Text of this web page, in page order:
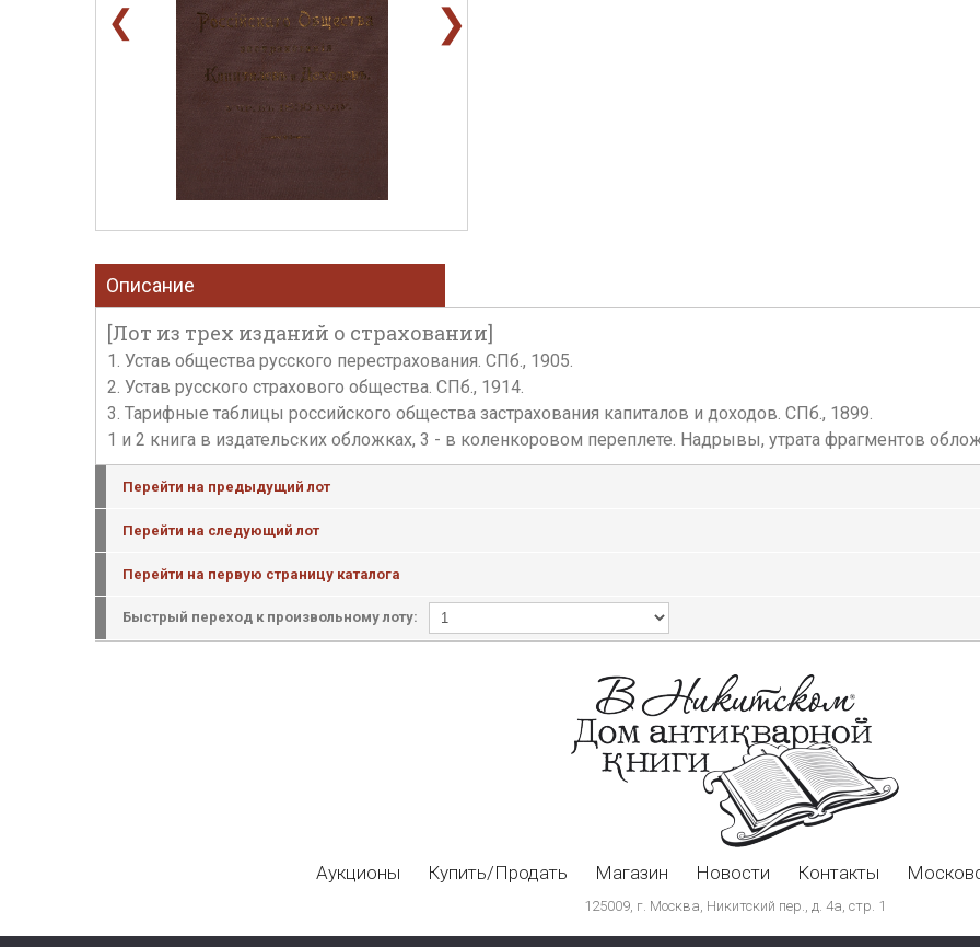
❮ ❯
Описание
[Лот из трех изданий о страховании]
1. Устав общества русского перестрахования. СПб., 1905.
2. Устав русского страхового общества. СПб., 1914.
3. Тарифные таблицы российского общества застрахования капиталов и доходов. СПб., 1899.
1 и 2 книга в издательских обложках, 3 - в коленкоровом переплете. Надрывы, утрата фрагментов
Перейти на предыдущий лот
Перейти на следующий лот
Перейти на первую страницу каталога
Быстрый переход к произвольному лоту:
Аукционы Купить/Продать Магазин Новости Контакты
125009, г. Москва, Никитский пер., д. 4а, стр. 1